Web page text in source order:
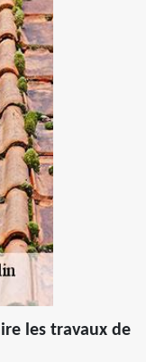
les travaux de